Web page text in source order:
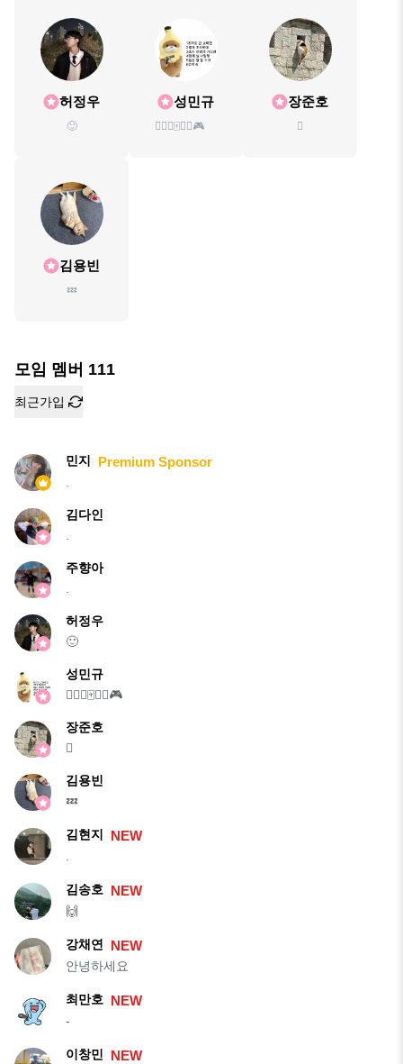
허정우
🙂
성민규
🏄‍♂️🏸🀄🎲🎾🎮
장준호
🫪
김용빈
💤
모임 멤버 111
최근가입
민지 Premium Sponsor
김다인
주향아
허정우
🙂
성민규
🏄‍♂️🏸🀄🎲🎾🎮
장준호
🫪
김용빈
💤
김현지 NEW
김송호 NEW
🙌
강채연 NEW
안녕하세요
최만호 NEW
-
이창민 NEW